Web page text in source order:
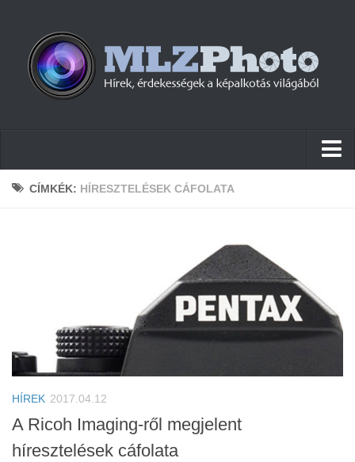
Hírek
Tudástár
Tanácsok
Érdekességek
Helyszíni Riport
E-BB
CÍMKÉK: HÍRESZTELÉSEK CÁFOLATA
HÍREK 2017.04.12
A Ricoh Imaging-ről megjelent
híresztelések cáfolata